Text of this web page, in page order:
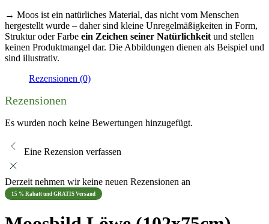
→ Moos ist ein natürliches Material, das nicht vom Menschen
hergestellt wurde – daher sind kleine Unregelmäßigkeiten in Form,
Struktur oder Farbe ein Zeichen seiner Natürlichkeit und stellen
keinen Produktmangel dar. Die Abbildungen dienen als Beispiel und
sind illustrativ.
Rezensionen (0)
Rezensionen
Es wurden noch keine Bewertungen hinzugefügt.
Eine Rezension verfassen
Derzeit nehmen wir keine neuen Rezensionen an
15 % Rabatt und GRATIS Versand